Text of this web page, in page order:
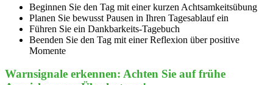
Beginnen Sie den Tag mit einer kurzen Achtsamkeitsübung
Planen Sie bewusst Pausen in Ihren Tagesablauf ein
Führen Sie ein Dankbarkeits-Tagebuch
Beenden Sie den Tag mit einer Reflexion über positive
Momente
Warnsignale erkennen: Achten Sie auf frühe